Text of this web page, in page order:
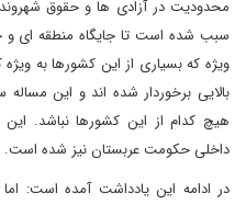
محدودیت در آزادی ها و حقوق
سبب شده است تا جایگاه منطقه ای و
ویژه که بسیاری از این کشورها به
بالایی برخوردار شده اند و این
هیچ کدام از این کشورها نباشد.
داخلی حکومت عربستان نیز شده است.
در ادامه این یادداشت آمده است: